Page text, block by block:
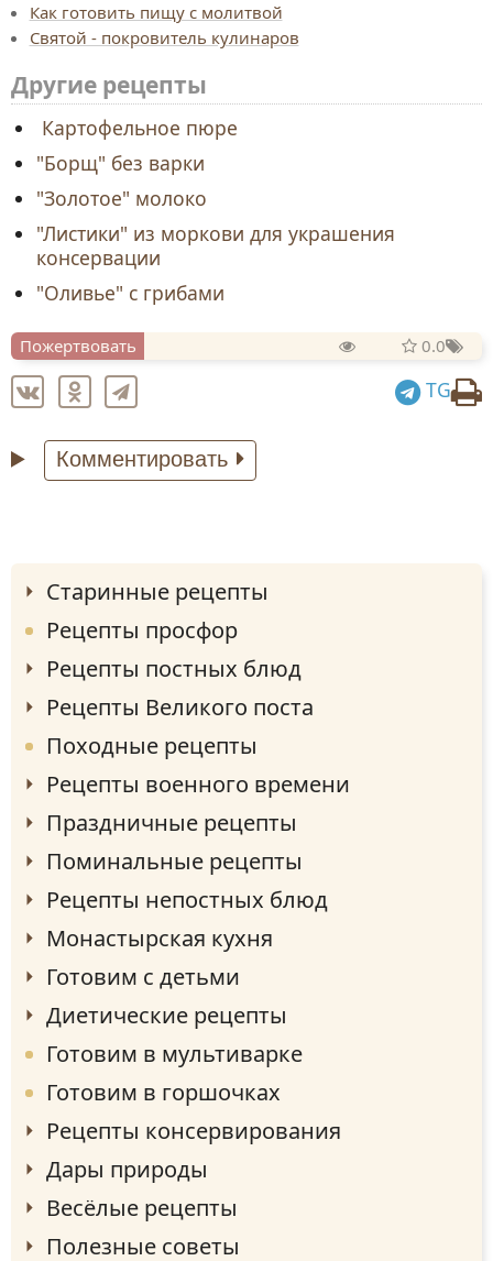
Как готовить пищу с молитвой
Святой - покровитель кулинаров
Другие рецепты
Картофельное пюре
"Борщ" без варки
"Золотое" молоко
"Листики" из моркови для украшения
консервации
"Оливье" с грибами
Пожертвовать 0.0
TG
Комментировать
Старинные рецепты
Рецепты просфор
Рецепты постных блюд
Рецепты Великого поста
Походные рецепты
Рецепты военного времени
Праздничные рецепты
Поминальные рецепты
Рецепты непостных блюд
Монастырская кухня
Готовим с детьми
Диетические рецепты
Готовим в мультиварке
Готовим в горшочках
Рецепты консервирования
Дары природы
Весёлые рецепты
Полезные советы